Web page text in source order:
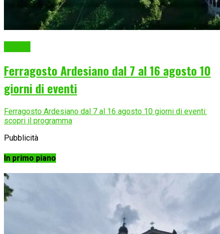
Ferragosto Ardesiano dal 7 al 16 agosto 10
giorni di eventi
Ferragosto Ardesiano dal 7 al 16 agosto 10 giorni di eventi:
scopri il programma
Pubblicità
In primo piano